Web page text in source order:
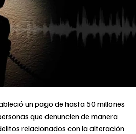
un pago de hasta 50 millones
que denuncien de manera
relacionados con la alteración